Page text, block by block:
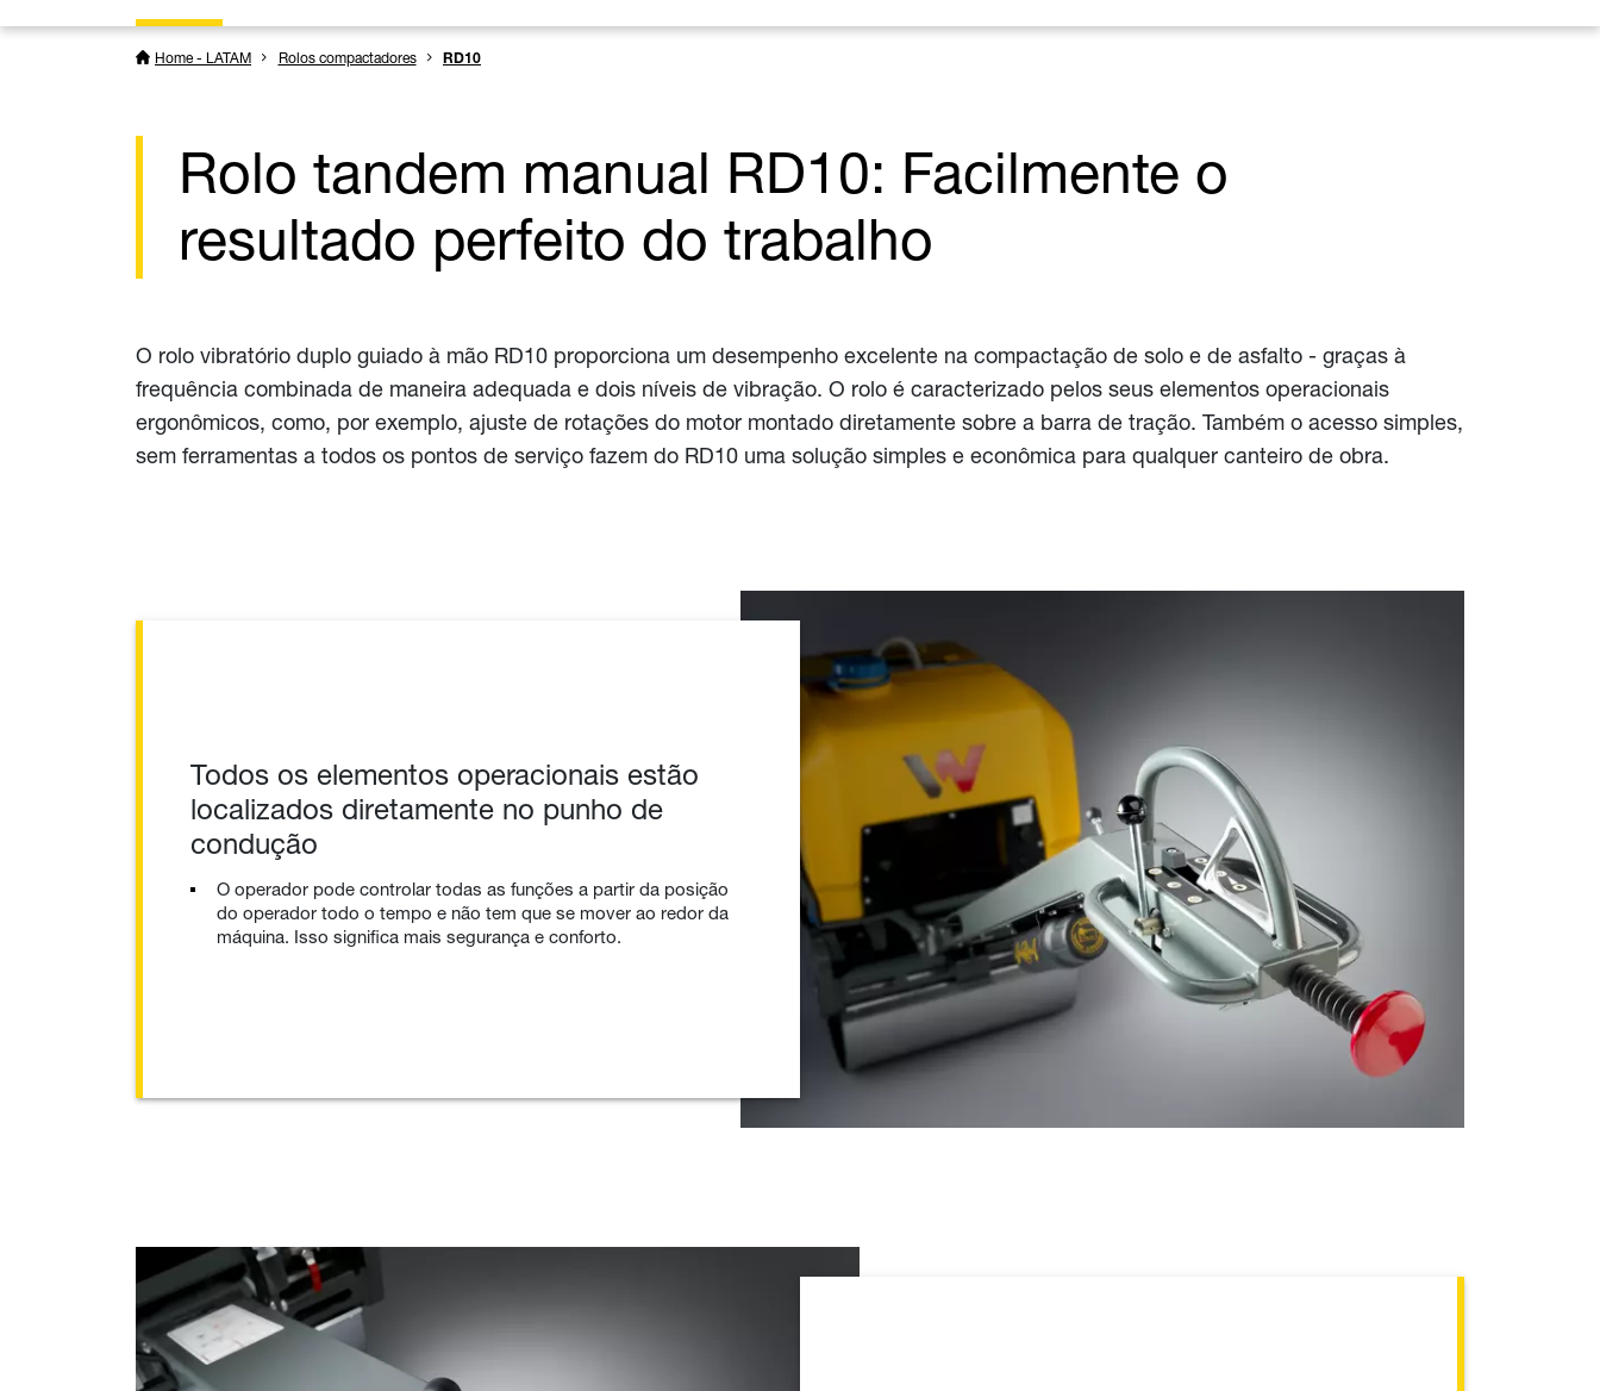
Home - LATAM Rolos compactadores RD10
Rolo tandem manual RD10: Facilmente o
resultado perfeito do trabalho
O rolo vibratório duplo guiado à mão RD10 proporciona um desempenho excelente na compactação de solo e de asfalto - graças à
frequência combinada de maneira adequada e dois níveis de vibração. O rolo é caracterizado pelos seus elementos operacionais
ergonômicos, como, por exemplo, ajuste de rotações do motor montado diretamente sobre a barra de tração. Também o acesso simples,
sem ferramentas a todos os pontos de serviço fazem do RD10 uma solução simples e econômica para qualquer canteiro de obra.
Todos os elementos operacionais estão
localizados diretamente no punho de
condução
O operador pode controlar todas as funções a partir da posição
do operador todo o tempo e não tem que se mover ao redor da
máquina. Isso significa mais segurança e conforto.